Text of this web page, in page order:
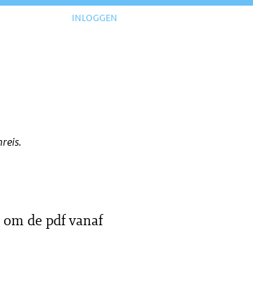
inloggen
om de pdf vanaf